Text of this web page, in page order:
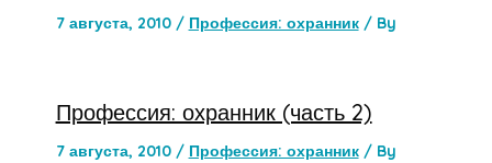
7 августа, 2010 / Профессия: охранник/ By
Профессия: охранник (часть 2)
7 августа, 2010 / Профессия: охранник/ By